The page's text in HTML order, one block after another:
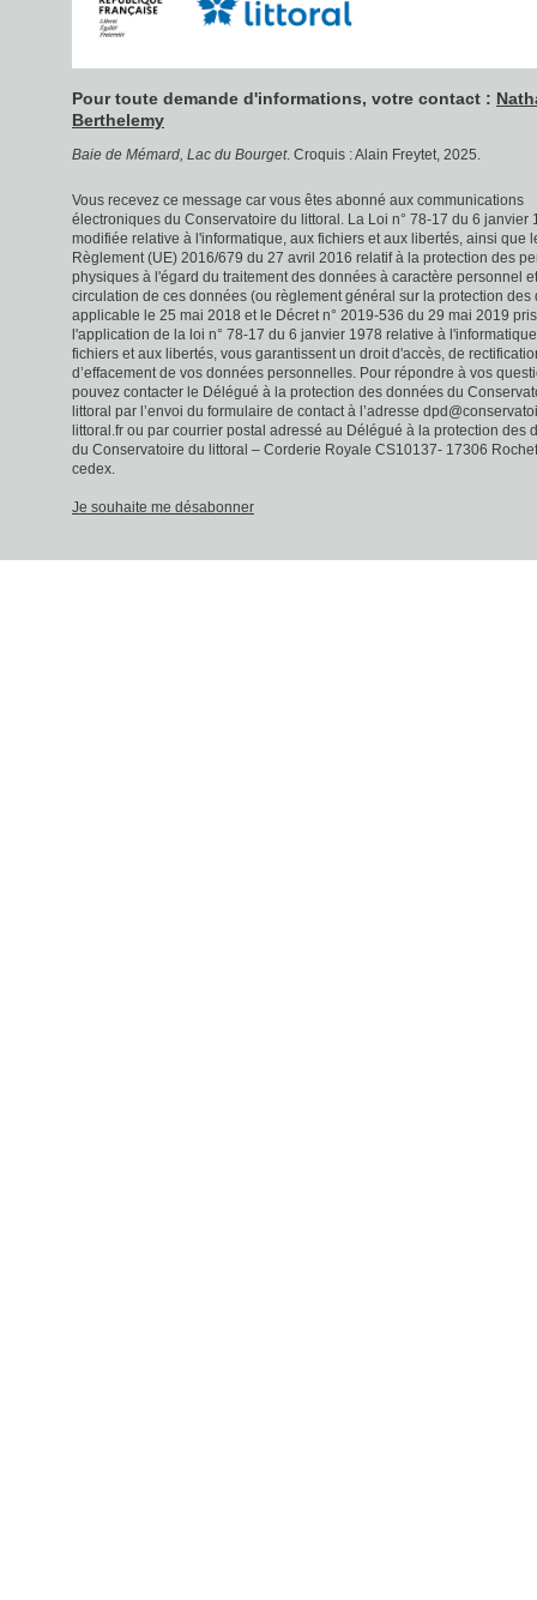
Pour toute demande d'informations, votre contact :
Berthelemy
Baie de Mémard, Lac du Bourget. Croquis : Alain Freytet, 2025.
Vous recevez ce message car vous êtes abonné aux communications
électroniques du Conservatoire du littoral. La Loi n° 78-17 du 6 janvier
modifiée relative à l'informatique, aux fichiers et aux libertés, ainsi que
Règlement (UE) 2016/679 du 27 avril 2016 relatif à la protection des
physiques à l'égard du traitement des données à caractère personnel
circulation de ces données (ou règlement général sur la protection des
applicable le 25 mai 2018 et le Décret n° 2019-536 du 29 mai 2019
l'application de la loi n° 78-17 du 6 janvier 1978 relative à
fichiers et aux libertés, vous garantissent un droit d'accès, de
d’effacement de vos données personnelles. Pour répondre à vos
pouvez contacter le Délégué à la protection des données du
littoral par l’envoi du formulaire de contact à l’adresse
littoral.fr ou par courrier postal adressé au Délégué à la protection des
du Conservatoire du littoral – Corderie Royale CS10137- 17306
cedex.
Je souhaite me désabonner